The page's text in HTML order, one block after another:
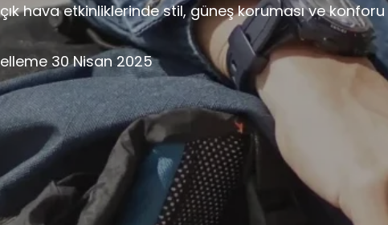
hava etkinliklerinde stil, güneş koruması ve
30 Nisan 2025